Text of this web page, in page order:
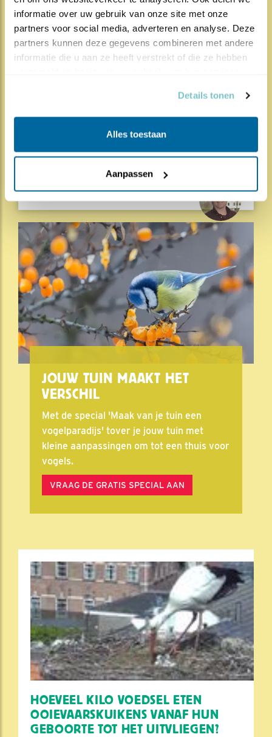
informatie over uw gebruik van onze site met onze
partners voor social media, adverteren en analyse. Deze
partners kunnen deze gegevens combineren met andere
informatie die u aan ze heeft verstrekt of die ze hebben
Details tonen
Alles toestaan
Aanpassen
Cursus Roofvogels in Nederland
Herleef de Lente: de vele hoog..
JOUW TUIN MAAKT HET
VERSCHIL
Met de special 'Maak van je tuin een
vogelparadijs' tover je jouw tuin met
kleine aanpassingen om tot een thuis voor
vogels.
VRAAG DE GRATIS SPECIAL AAN
HOEVEEL KILO VOEDSEL ETEN
OOIEVAARSKUIKENS VANAF HUN
GEBOORTE TOT HET UITVLIEGEN?